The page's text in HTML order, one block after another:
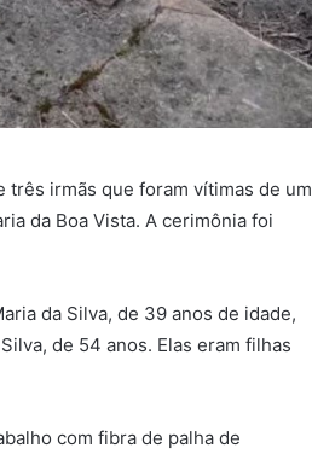
irmãs que foram vítimas de um
da Boa Vista. A cerimônia foi
da Silva, de 39 anos de idade,
de 54 anos. Elas eram filhas
com fibra de palha de